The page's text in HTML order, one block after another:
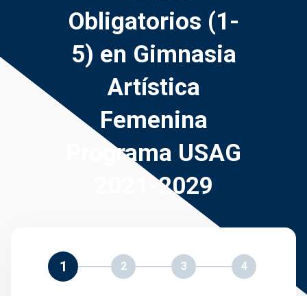
Obligatorios (1-
5) en Gimnasia
Artística
Femenina
Programa USAG
2021-2029
1 2 3 4